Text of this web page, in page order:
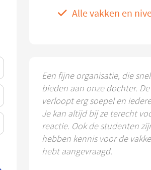
Alle vakken en
Een fijne organisatie, die
bieden aan onze dochter.
verloopt erg soepel en
Je kan altijd bij ze terecht
reactie. Ook de studenten
hebben kennis voor de
hebt aangevraagd.